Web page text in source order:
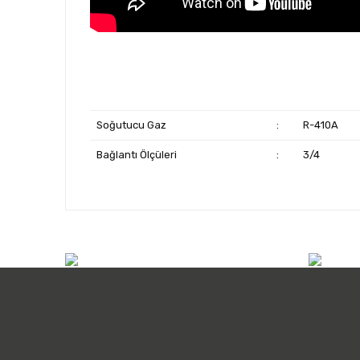
Soğutucu Gaz : R-410A
Bağlantı Ölçüleri : 3/4